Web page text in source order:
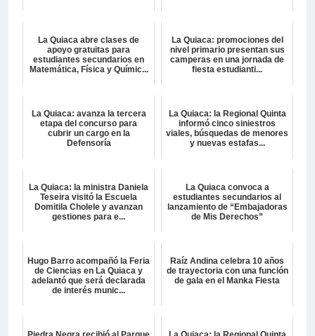
La Quiaca abre clases de
apoyo gratuitas para
estudiantes secundarios en
Matemática, Física y Químic...
La Quiaca: promociones del
nivel primario presentan sus
camperas en una jornada de
fiesta estudianti...
La Quiaca: avanza la tercera
etapa del concurso para
cubrir un cargo en la
Defensoría
La Quiaca: la Regional Quinta
informó cinco siniestros
viales, búsquedas de menores
y nuevas estafas...
La Quiaca: la ministra Daniela
Teseira visitó la Escuela
Domitila Cholele y avanzan
gestiones para e...
La Quiaca convoca a
estudiantes secundarios al
lanzamiento de “Embajadoras
de Mis Derechos”
Hugo Barro acompañó la Feria
de Ciencias en La Quiaca y
adelantó que será declarada
de interés munic...
Raíz Andina celebra 10 años
de trayectoria con una función
de gala en el Manka Fiesta